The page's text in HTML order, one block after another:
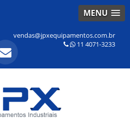
MENU
vendas@jpxequipamentos.com.br
11 4071-3233